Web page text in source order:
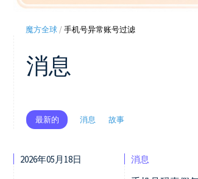
魔方全球 /手机号异常账号过滤
消息
最新的 消息 故事
2026年05月18日 消息